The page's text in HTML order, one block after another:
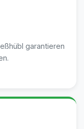
garantieren